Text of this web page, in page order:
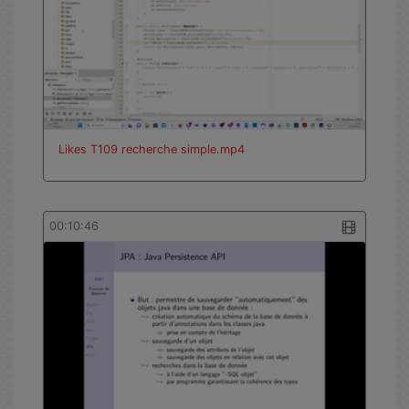
Likes T109 recherche simple.mp4
00:10:46